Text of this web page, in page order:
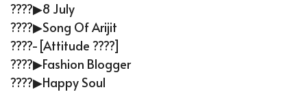
????▶8 July
????▶Song Of Arijit
????-[Attitude ????]
????▶Fashion Blogger
????▶Happy Soul